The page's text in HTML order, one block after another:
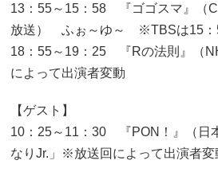
13：55～15：58 『ゴゴスマ』（
放送） ふぉ～ゆ～ ※TBSは15：
18：55～19：25 『Rの法則』（
によって出演者変動
【ゲスト】
10：25～11：30 『PON！』（日
なりJr.」※放送回によって出演者変